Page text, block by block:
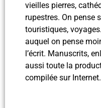
vieilles pierres,
rupestres. On pense
touristiques,
auquel on pense
l’écrit. Manuscrits,
aussi toute la
compilée sur